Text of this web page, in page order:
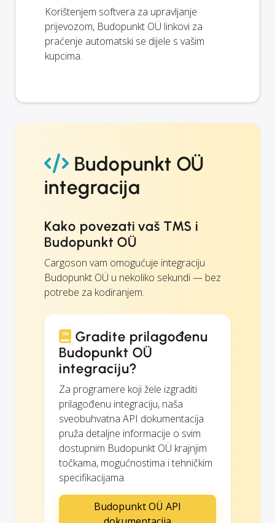
Korištenjem softvera za upravljanje
prijevozom, Budopunkt OÜ linkovi za
praćenje automatski se dijele s vašim
kupcima.
Budopunkt OÜ
integracija
Kako povezati vaš TMS i
Budopunkt OÜ
Cargoson vam omogućuje integraciju
Budopunkt OÜ u nekoliko sekundi — bez
potrebe za kodiranjem.
Gradite prilagođenu
Budopunkt OÜ
integraciju?
Za programere koji žele izgraditi
prilagođenu integraciju, naša
sveobuhvatna API dokumentacija
pruža detaljne informacije o svim
dostupnim Budopunkt OÜ krajnjim
točkama, mogućnostima i tehničkim
specifikacijama.
Budopunkt OÜ API